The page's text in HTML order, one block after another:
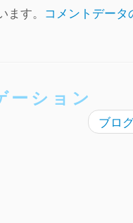
す。 コメントデー
ーション
ブロ